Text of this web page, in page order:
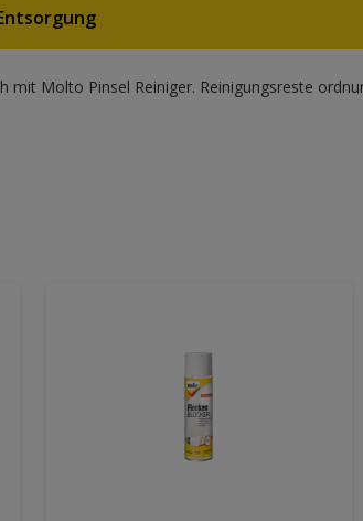
mit Molto Pinsel Reiniger. Reinigungsreste